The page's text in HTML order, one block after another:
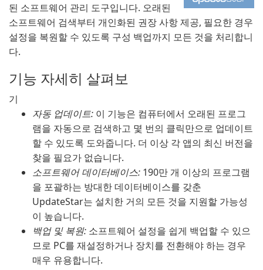
된 소프트웨어 관리 도구입니다. 오래된
소프트웨어 검색부터 개인화된 권장 사항 제공, 필요한 경우
설정을 복원할 수 있도록 구성 백업까지 모든 것을 처리합니
다.
기능 자세히 살펴보
기
자동 업데이트: 이 기능은 컴퓨터에서 오래된 프로그
램을 자동으로 검색하고 몇 번의 클릭만으로 업데이트
할 수 있도록 도와줍니다. 더 이상 각 앱의 최신 버전을
찾을 필요가 없습니다.
소프트웨어 데이터베이스: 190만 개 이상의 프로그램
을 포괄하는 방대한 데이터베이스를 갖춘
UpdateStar는 설치한 거의 모든 것을 지원할 가능성
이 높습니다.
백업 및 복원: 소프트웨어 설정을 쉽게 백업할 수 있으
므로 PC를 재설정하거나 장치를 전환해야 하는 경우
매우 유용합니다.